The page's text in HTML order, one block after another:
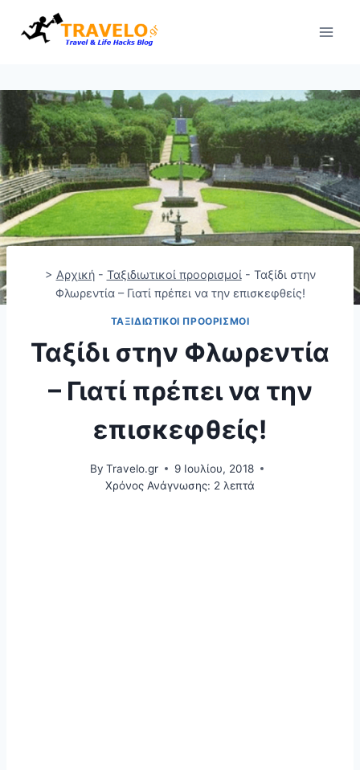
> Αρχική- Ταξιδιωτικοί προορισμοί - Ταξίδι στην
Φλωρεντία – Γιατί πρέπει να την επισκεφθείς!
ΤΑΞΙΔΙΩΤΙΚΟΊ ΠΡΟΟΡΙΣΜΟΊ
Ταξίδι στην Φλωρεντία
– Γιατί πρέπει να την
επισκεφθείς!
By Travelo.gr
9 Ιουλίου, 2018
Χρόνος Ανάγνωσης: 2 λεπτά